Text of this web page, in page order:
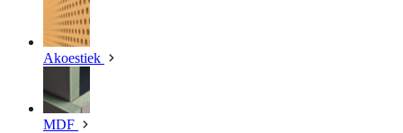
Akoestiek
MDF